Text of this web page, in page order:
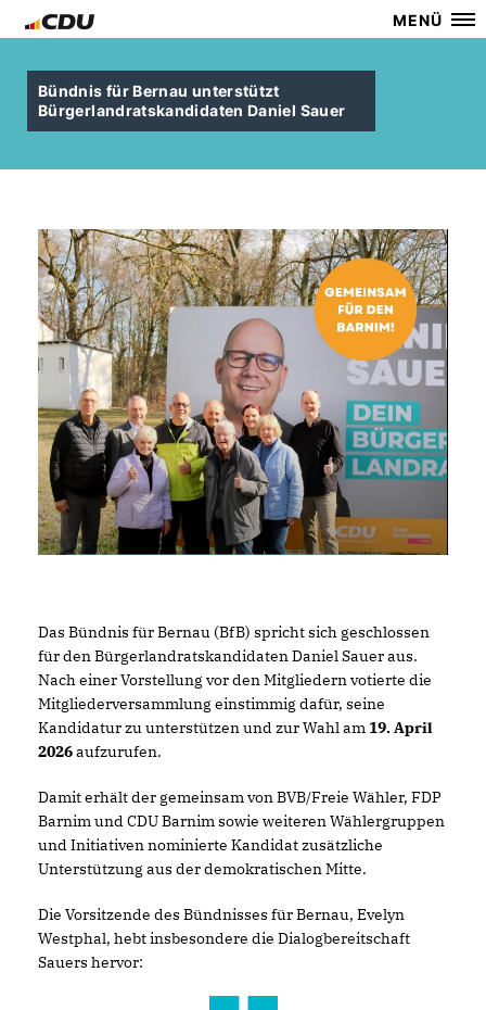
MENÜ
Bündnis für Bernau unterstützt
Bürgerlandratskandidaten Daniel Sauer
Das Bündnis für Bernau (BfB) spricht sich geschlossen
für den Bürgerlandratskandidaten Daniel Sauer aus.
Nach einer Vorstellung vor den Mitgliedern votierte die
Mitgliederversammlung einstimmig dafür, seine
Kandidatur zu unterstützen und zur Wahl am 19. April
2026aufzurufen.
Damit erhält der gemeinsam von BVB/Freie Wähler, FDP
Barnim und CDU Barnim sowie weiteren Wählergruppen
und Initiativen nominierte Kandidat zusätzliche
Unterstützung aus der demokratischen Mitte.
Die Vorsitzende des Bündnisses für Bernau, Evelyn
Westphal, hebt insbesondere die Dialogbereitschaft
Sauers hervor: